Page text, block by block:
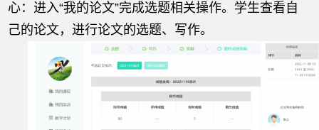
心：进入“我的论文”完成选题相关操作。学生查看自
己的论文，进行论文的选题、写作。